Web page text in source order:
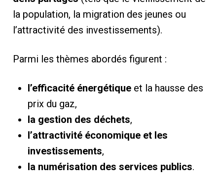
la population, la migration des jeunes ou
l’attractivité des investissements).
Parmi les thèmes abordés figurent :
l’efficacité énergétiqueet la hausse des
prix du gaz,
la gestion des déchets,
l’attractivité économique et les
investissements,
la numérisation des services publics.